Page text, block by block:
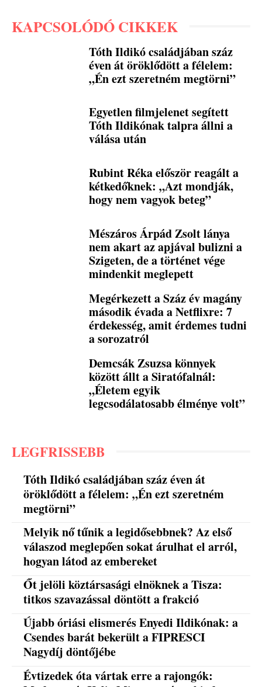
KAPCSOLÓDÓ CIKKEK
Tóth Ildikó családjában száz
éven át öröklődött a félelem:
„Én ezt szeretném megtörni”
Egyetlen filmjelenet segített
Tóth Ildikónak talpra állni a
válása után
Rubint Réka először reagált a
kétkedőknek: „Azt mondják,
hogy nem vagyok beteg”
Mészáros Árpád Zsolt lánya
nem akart az apjával bulizni a
Szigeten, de a történet vége
mindenkit meglepett
Megérkezett a Száz év magány
második évada a Netflixre: 7
érdekesség, amit érdemes tudni
a sorozatról
Demcsák Zsuzsa könnyek
között állt a Siratófalnál:
„Életem egyik
legcsodálatosabb élménye volt”
LEGFRISSEBB
Tóth Ildikó családjában száz éven át
öröklődött a félelem: „Én ezt szeretném
megtörni”
Melyik nő tűnik a legidősebbnek? Az első
válaszod meglepően sokat árulhat el arról,
hogyan látod az embereket
Őt jelöli köztársasági elnöknek a Tisza:
titkos szavazással döntött a frakció
Újabb óriási elismerés Enyedi Ildikónak: a
Csendes barát bekerült a FIPRESCI
Nagydíj döntőjébe
Évtizedek óta vártak erre a rajongók: